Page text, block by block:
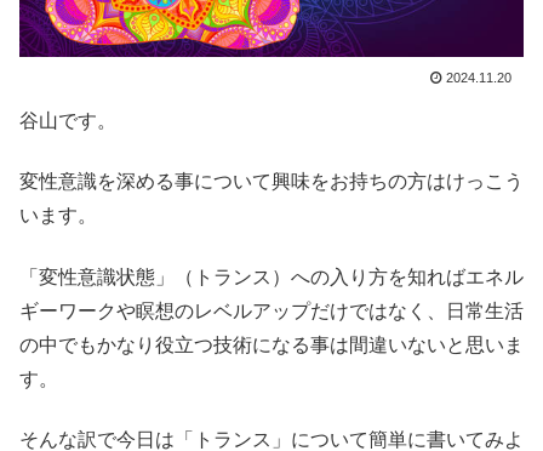
2024.11.20
谷山です。
変性意識を深める事について興味をお持ちの方はけっこう
います。
「変性意識状態」（トランス）への入り方を知ればエネル
ギーワークや瞑想のレベルアップだけではなく、日常生活
の中でもかなり役立つ技術になる事は間違いないと思いま
す。
そんな訳で今日は「トランス」について簡単に書いてみよ